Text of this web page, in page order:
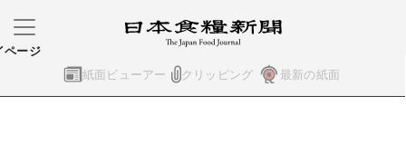
紙面ビューアー クリッピング 最新の紙面
ページ